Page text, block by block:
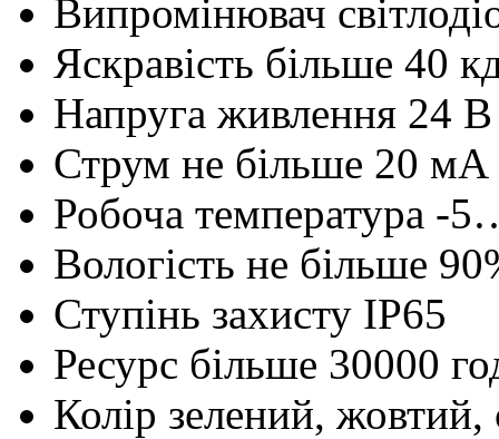
Випромінювач
Яскравість більше 40
Напруга живлення 24
Струм не більше 20 мA
Робоча температура -
Вологість не більше
Ступінь захисту IP65
Ресурс більше 30000
Колір зелений, жовтий,